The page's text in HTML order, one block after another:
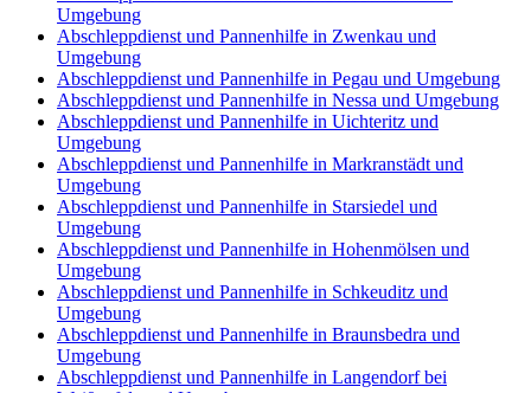
Umgebung
Abschleppdienst und Pannenhilfe in Zwenkau und
Umgebung
Abschleppdienst und Pannenhilfe in Pegau und Umgebung
Abschleppdienst und Pannenhilfe in Nessa und Umgebung
Abschleppdienst und Pannenhilfe in Uichteritz und
Umgebung
Abschleppdienst und Pannenhilfe in Markranstädt und
Umgebung
Abschleppdienst und Pannenhilfe in Starsiedel und
Umgebung
Abschleppdienst und Pannenhilfe in Hohenmölsen und
Umgebung
Abschleppdienst und Pannenhilfe in Schkeuditz und
Umgebung
Abschleppdienst und Pannenhilfe in Braunsbedra und
Umgebung
Abschleppdienst und Pannenhilfe in Langendorf bei